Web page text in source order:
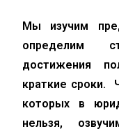
Мы изучим
определим
достижения
краткие сроки.
которых в
нельзя,